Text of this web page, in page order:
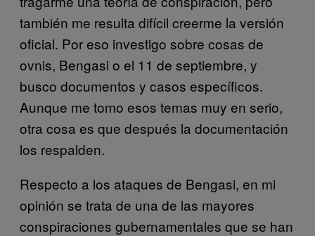
también me resulta difícil creerme la versión
oficial. Por eso investigo sobre cosas de
ovnis, Bengasi o el 11 de septiembre, y
busco documentos y casos específicos.
Aunque me tomo esos temas muy en serio,
otra cosa es que después la documentación
los respalden.
Respecto a los ataques de Bengasi, en mi
opinión se trata de una de las mayores
conspiraciones gubernamentales que se han